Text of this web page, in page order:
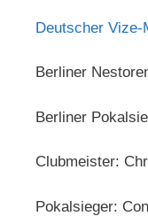
Deutscher
Berliner
Berliner
Clubmeister:
Pokalsieger: